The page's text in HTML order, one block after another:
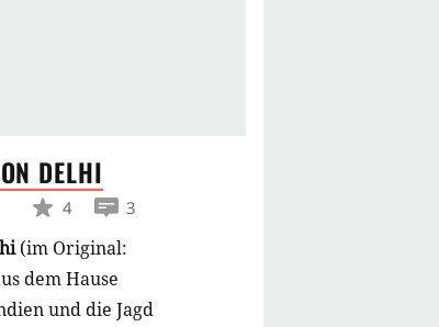
DELHI
4 3
(im Original:
dem Hause
und die Jagd